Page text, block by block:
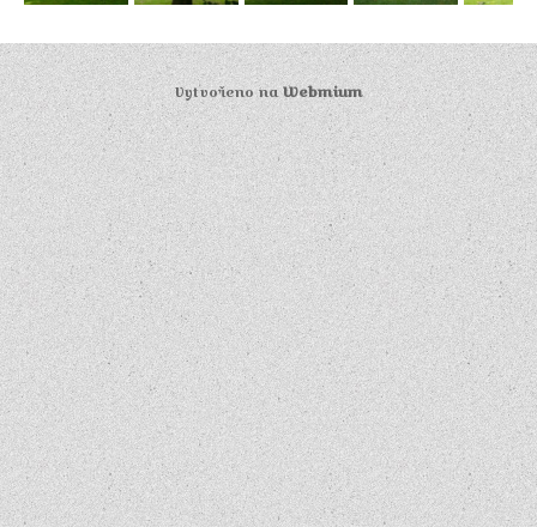
Vytvořeno naWebmium